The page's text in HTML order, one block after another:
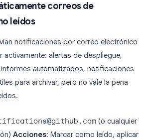
correos de
leídos
notificaciones por correo electrónico
activamente: alertas de despliegue,
automatizados, notificaciones
para archivar, pero no vale la pena
(o cualquier
Acciones: Marcar como leído, aplicar